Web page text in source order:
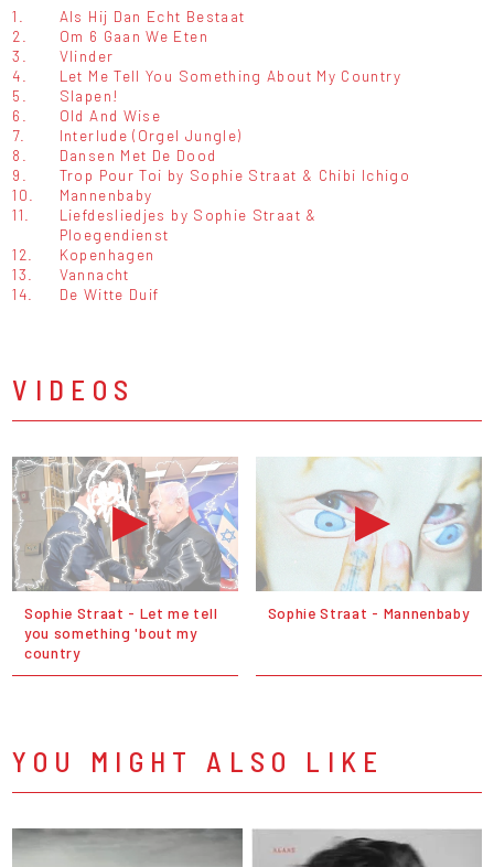
1.
Als Hij Dan Echt Bestaat
2.
Om 6 Gaan We Eten
3.
Vlinder
4.
Let Me Tell You Something About My Country
5.
Slapen!
6.
Old And Wise
7.
Interlude (Orgel Jungle)
8.
Dansen Met De Dood
9.
Trop Pour Toi by Sophie Straat & Chibi Ichigo
10.
Mannenbaby
11.
Liefdesliedjes by Sophie Straat &
Ploegendienst
12.
Kopenhagen
13.
Vannacht
14.
De Witte Duif
VIDEOS
Sophie Straat - Let me tell
you something 'bout my
country
Sophie Straat - Mannenbaby
YOU MIGHT ALSO LIKE